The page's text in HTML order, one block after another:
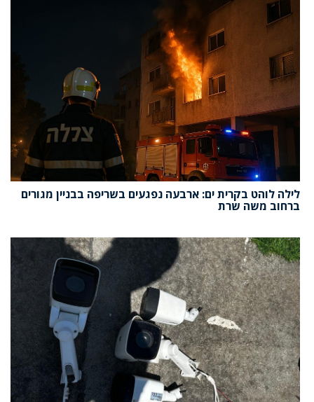
לילה לוהט בקרית ים: ארבעה נפגעים בשריפה בבניין מגורים
ברחוב משה שרת